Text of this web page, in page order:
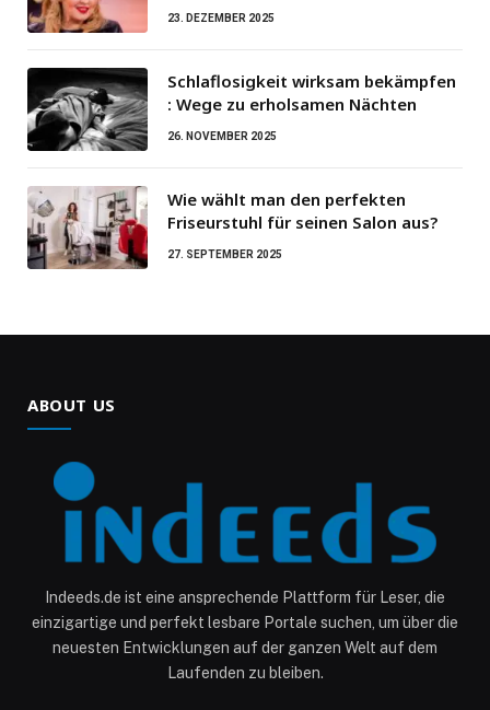
23. DEZEMBER 2025
Schlaflosigkeit wirksam bekämpfen
: Wege zu erholsamen Nächten
26. NOVEMBER 2025
Wie wählt man den perfekten
Friseurstuhl für seinen Salon aus?
27. SEPTEMBER 2025
ABOUT US
Indeeds.de ist eine ansprechende Plattform für Leser, die
einzigartige und perfekt lesbare Portale suchen, um über die
neuesten Entwicklungen auf der ganzen Welt auf dem
Laufenden zu bleiben.